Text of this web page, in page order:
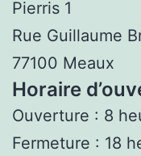
Pierris 1
Rue Guillaume
77100 Meaux
Horaire
Ouverture : 8
Fermeture : 18